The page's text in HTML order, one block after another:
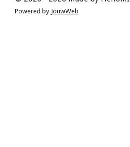
Powered by JouwWeb